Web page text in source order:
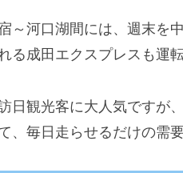
～河口湖間には、週末を
る成田エクスプレスも運
日観光客に大人気ですが
、毎日走らせるだけの需